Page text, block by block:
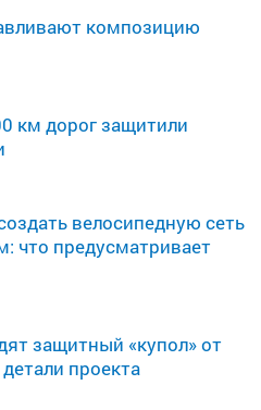
композицию
км дорог защитили
велосипедную сеть
что предусматривает
защитный «купол» от
проекта